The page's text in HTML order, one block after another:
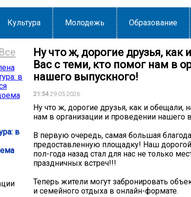
Культура Молодежь Образование
Все
в
Ну что ж, дорогие друзья,
Вас с теми, кто помог нам в
нашего выпускного!
21:5429.05.2026
Ну что ж, дорогие друзья, как и обещали,
нам в организации и проведении нашего
В первую очередь, самая большая
предоставленную площадку! Наш
пол-года назад стал для нас не только
праздничных встреч!!!
️Теперь жители могут забронировать
и семейного отдыха в онлайн-формате.